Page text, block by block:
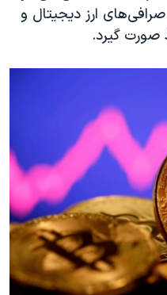
ارز دیجیتال و
صورت گیرد.